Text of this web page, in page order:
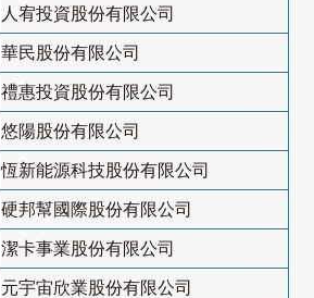
人宥投資股份有限公司
華民股份有限公司
禮惠投資股份有限公司
悠陽股份有限公司
恆新能源科技股份有限公司
硬邦幫國際股份有限公司
潔卡事業股份有限公司
元宇宙欣業股份有限公司